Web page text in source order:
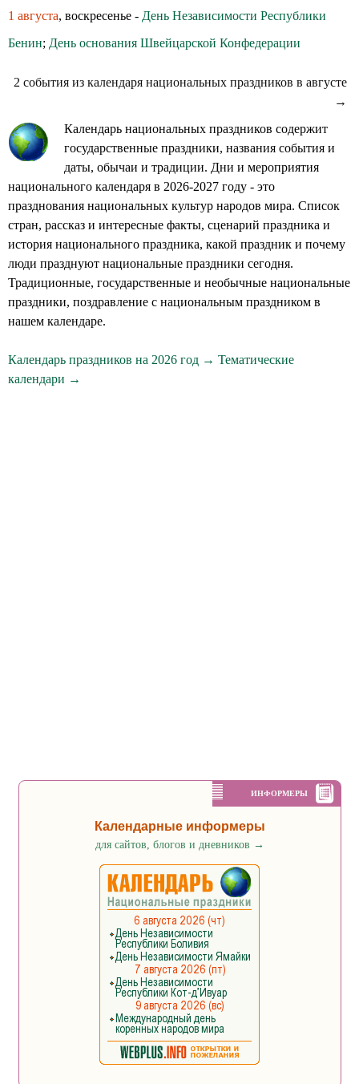
1 августа, воскресенье - День Независимости Республики
Бенин; День основания Швейцарской Конфедерации
2 события из календаря национальных праздников в августе
→
Календарь национальных праздников содержит
государственные праздники, названия события и
даты, обычаи и традиции. Дни и мероприятия
национального календаря в 2026-2027 году - это
празднования национальных культур народов мира. Список
стран, рассказ и интересные факты, сценарий праздника и
история национального праздника, какой праздник и почему
люди празднуют национальные праздники сегодня.
Традиционные, государственные и необычные национальные
праздники, поздравление с национальным праздником в
нашем календаре.
Календарь праздников на 2026 год → Тематические
календари →
ИНФОРМЕРЫ
Календарные информеры
для сайтов, блогов и дневников →